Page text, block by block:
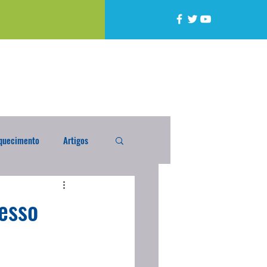
Artigos
Compra Exterior